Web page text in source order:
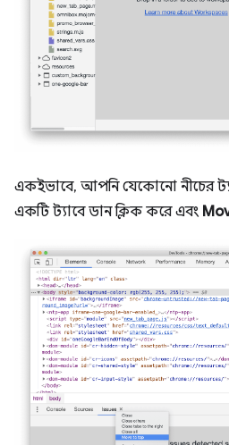
একইভাবে, আপনি যেকোনো নীচের
একটি ট্যাবে ডান ক্লিক করে এবং